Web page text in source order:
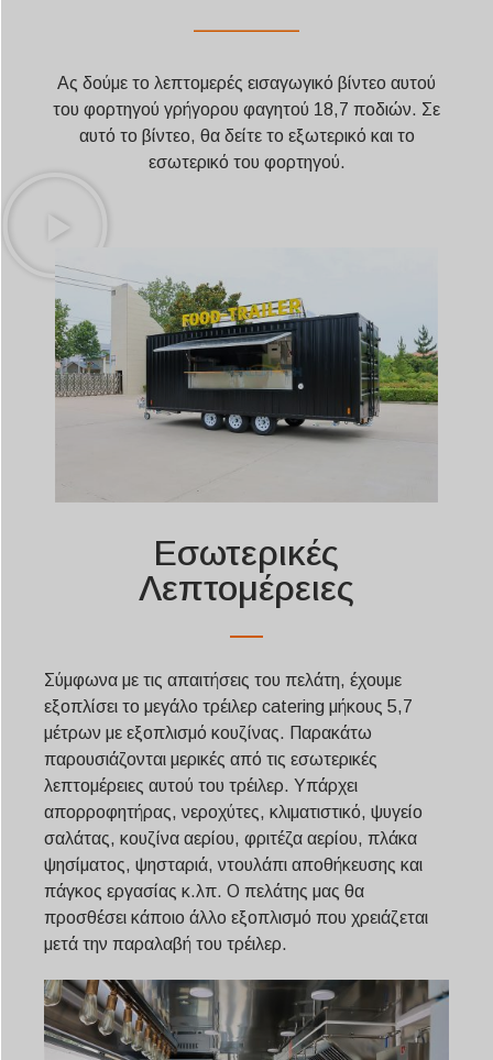
——————
Ας δούμε το λεπτομερές εισαγωγικό βίντεο αυτού
του φορτηγού γρήγορου φαγητού 18,7 ποδιών. Σε
αυτό το βίντεο, θα δείτε το εξωτερικό και το
εσωτερικό του φορτηγού.
Εσωτερικές
Λεπτομέρειες
Σύμφωνα με τις απαιτήσεις του πελάτη, έχουμε
εξοπλίσει το μεγάλο τρέιλερ catering μήκους 5,7
μέτρων με εξοπλισμό κουζίνας. Παρακάτω
παρουσιάζονται μερικές από τις εσωτερικές
λεπτομέρειες αυτού του τρέιλερ. Υπάρχει
απορροφητήρας, νεροχύτες, κλιματιστικό, ψυγείο
σαλάτας, κουζίνα αερίου, φριτέζα αερίου, πλάκα
ψησίματος, ψησταριά, ντουλάπι αποθήκευσης και
πάγκος εργασίας κ.λπ. Ο πελάτης μας θα
προσθέσει κάποιο άλλο εξοπλισμό που χρειάζεται
μετά την παραλαβή του τρέιλερ.